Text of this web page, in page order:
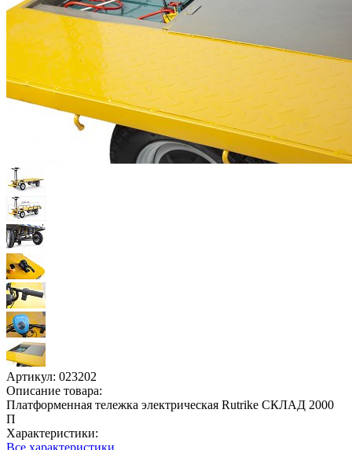
Артикул: 023202
Описание товара:
Платформенная тележка электрическая Rutrike СКЛАД 2000
П
Характеристики:
Все характеристики